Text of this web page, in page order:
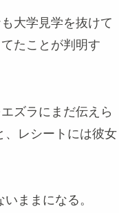
大学見学を抜けて
たことが判明す
ズラにまだ伝えら
、レシートには彼女
ままになる。